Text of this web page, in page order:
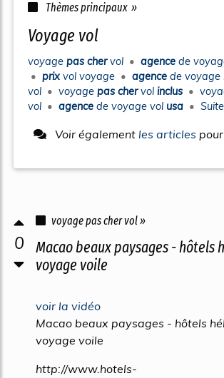
Thèmes principaux »
voyage vol
voyage pas chervol • agence de
• prixvol voyage • agence de voyage
vol • voyage pas chervol inclus •
vol • agence de voyage vol usa •
Voir également les articles
0
voyage pas cher vol »
Macao beaux paysages - hôtels
voyage voile
voir la vidéo
Macao beaux paysages - hôtels
voyage voile
http://www.hotels-